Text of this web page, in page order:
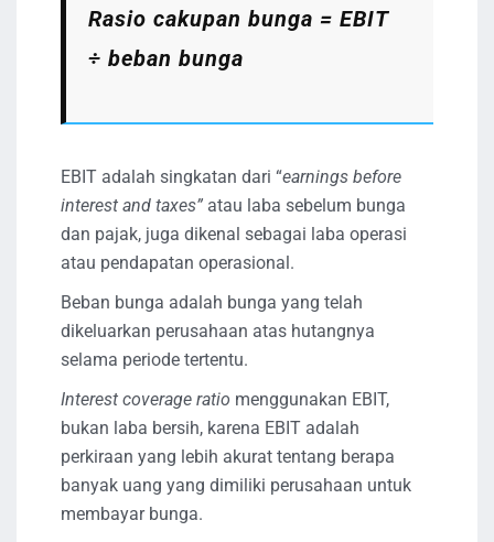
Rasio cakupan bunga = EBIT
÷ beban bunga
EBIT adalah singkatan dari “earnings before
interest and taxes” atau laba sebelum bunga
dan pajak, juga dikenal sebagai laba operasi
atau pendapatan operasional.
Beban bunga adalah bunga yang telah
dikeluarkan perusahaan atas hutangnya
selama periode tertentu.
Interest coverage ratio menggunakan EBIT,
bukan laba bersih, karena EBIT adalah
perkiraan yang lebih akurat tentang berapa
banyak uang yang dimiliki perusahaan untuk
membayar bunga.